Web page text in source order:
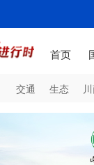
首页
交通 生态